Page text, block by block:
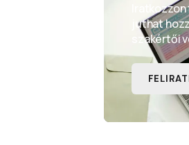
juthat
szakértői